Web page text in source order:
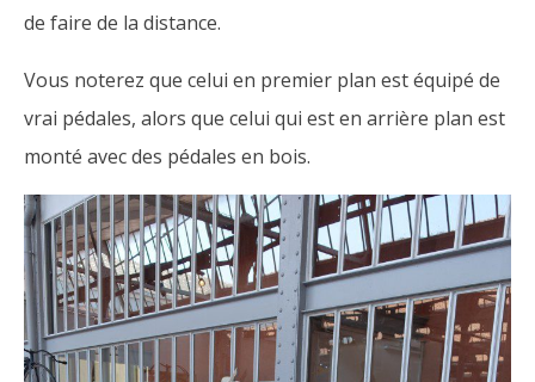
de faire de la distance.
Vous noterez que celui en premier plan est équipé de
vrai pédales, alors que celui qui est en arrière plan est
monté avec des pédales en bois.